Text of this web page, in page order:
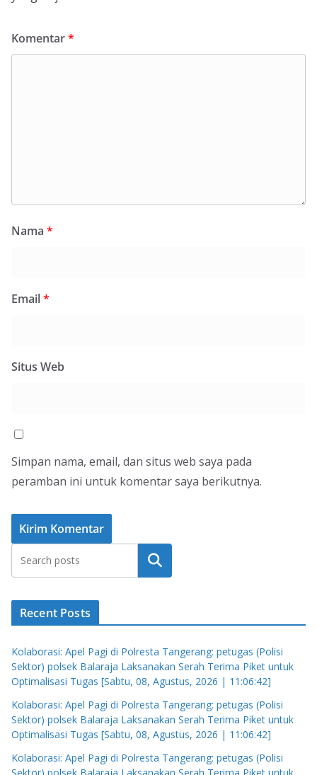
Komentar*
Nama *
Email*
Situs Web
Simpan nama, email, dan situs web saya pada
peramban ini untuk komentar saya berikutnya.
Cari
Recent Posts
Kolaborasi: Apel Pagi di Polresta Tangerang: petugas (Polisi
Sektor) polsek Balaraja Laksanakan Serah Terima Piket untuk
Optimalisasi Tugas [Sabtu, 08, Agustus, 2026 | 11:06:42]
Kolaborasi: Apel Pagi di Polresta Tangerang: petugas (Polisi
Sektor) polsek Balaraja Laksanakan Serah Terima Piket untuk
Optimalisasi Tugas [Sabtu, 08, Agustus, 2026 | 11:06:42]
Kolaborasi: Apel Pagi di Polresta Tangerang: petugas (Polisi